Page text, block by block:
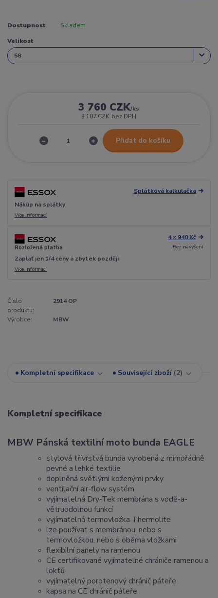
Dostupnost Skladem
Velikost
3 760 CZK/ks
3 107 CZK bez DPH
Přidat do košíku
Splátková kalkulačka
Nákup na splátky
Více informací
Rozložená platba
4 × 940 Kč
Bez navýšení
Zaplať jen 1/4 ceny a zbytek později
Více informací
Číslo
produktu:
2914 OP
Výrobce: MBW
Kompletní specifikace Související zboží 2
Kompletní specifikace
MBW Pánská textilní moto bunda EAGLE
stylová třívrstvá bunda vyrobená z mimořádně
pevné a lehké textilie
doplněná světlými koženými prvky
ventilační air-flow systém
vyjímatelná Dry-Tek membrána s vodě-a-
větruodolnou funkcí
vyjímatelná termovložka Thermolite
lze používat s membránou, nebo s
termovložkou, nebo s oběma vložkami
flexibilní panely na ramenou
CE certifikované vyjímatelné chrániče ramenou a
loktů
vyjímatelný porotenový chránič páteře
kapsa na CE chránič páteře